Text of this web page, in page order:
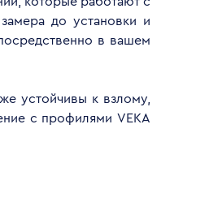
до установки и
в вашем
устойчивы к взлому,
с профилями VEKA